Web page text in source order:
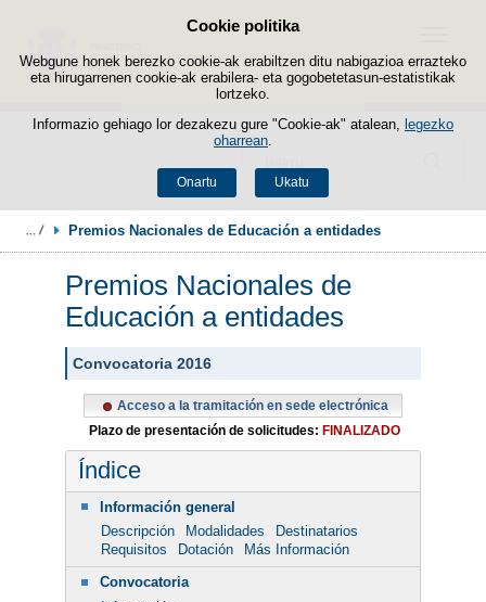
Cookie politika
Webgune honek berezko cookie-ak erabiltzen ditu nabigazioa errazteko
eta hirugarrenen cookie-ak erabilera- eta gogobetetasun-estatistikak
lortzeko.
Informazio gehiago lor dezakezu gure "Cookie-ak" atalean, legezko
oharrean
Onartu Ukatu
Edukira salto egin
Menua
Premios Nacionales de Educación a entidades
Premios Nacionales de
Educación a entidades
Convocatoria 2016
Acceso a la tramitación en sede electrónica
Plazo de presentación de solicitudes: FINALIZADO
Índice
Información general
Descripción
Modalidades
Destinatarios
Requisitos
Dotación
Más Información
Convocatoria